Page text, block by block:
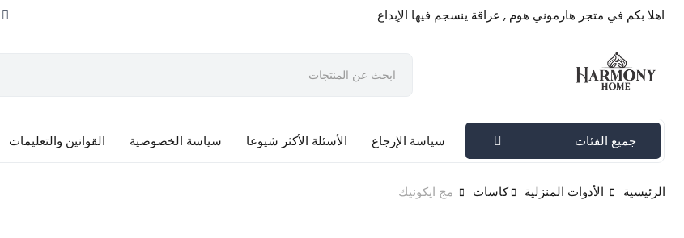
اهلا بكم في متجر هارموني هوم , عراقة ينسجم فيها الإبداع
جميع الفئات سياسة الإرجاع الأسئلة الأكثر شيوعا سياسة الخصوصية القوانين والتعليمات
الرئيسية الأدوات المنزلية كاسات مج ايكونيك